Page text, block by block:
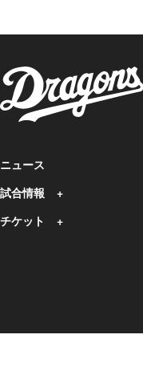
ニュース
試合情報
チケット